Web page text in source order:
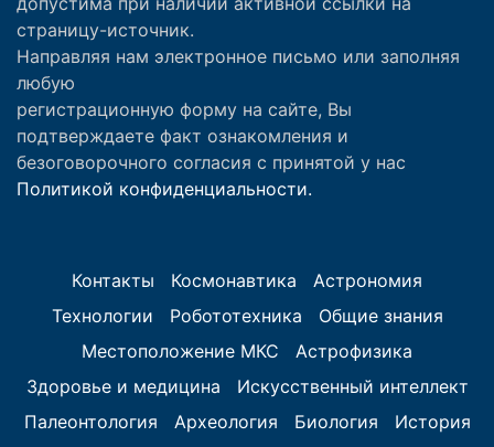
страницу-источник.
Направляя нам электронное письмо или заполняя
любую
регистрационную форму на сайте, Вы
подтверждаете факт ознакомления и
безоговорочного согласия с принятой у нас
Политикой конфиденциальности.
Контакты Космонавтика
Астрономия
Технологии
Робототехника
Общие знания
Местоположение МКС
Астрофизика
Здоровье и медицина
Искусственный интеллект
Палеонтология
Археология Биология
История